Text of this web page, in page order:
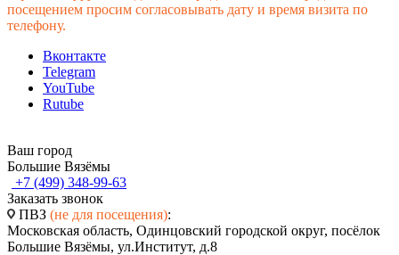
посещением просим согласовывать дату и время визита по
телефону.
Вконтакте
Telegram
YouTube
Rutube
Ваш город
Большие Вязёмы
+7 (499) 348-99-63
Заказать звонок
ПВЗ (не для посещения):
Московская область, Одинцовский городской округ, посёлок
Большие Вязёмы, ул.Институт, д.8